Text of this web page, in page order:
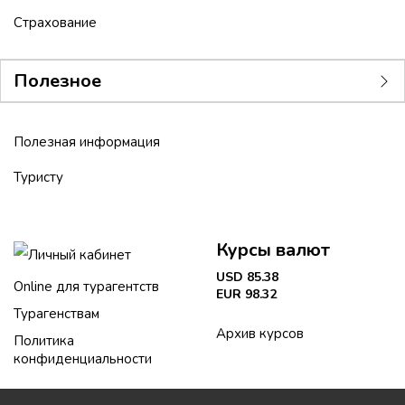
Страхование
Полезное
Полезная информация
Туристу
Личный кабинет
Online для турагентств
Турагенствам
Политика
конфиденциальности
Курсы валют
USD 85.38
EUR 98.32
Архив курсов